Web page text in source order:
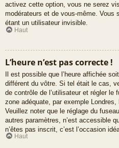
activez cette option, vous ne serez
modérateurs et de vous-même. Vous
étant un utilisateur invisible.
Haut
L’heure n’est pas correcte !
Il est possible que l’heure affichée
différent du vôtre. Si tel était le cas,
de contrôle de l’utilisateur et régler le
zone adéquate, par exemple
Veuillez noter que le réglage du
autres paramètres, n’est accessible
n’êtes pas inscrit, c’est l’occasion
Haut